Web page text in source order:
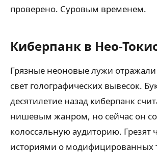
проверено. Суровым временем.
Киберпанк в Нео-
Грязные неоновые лужи
свет голографических вывесок.
десятилетие назад киберпанк
нишевым жанром, но сейчас он
колоссальную аудиторию. Грезят
историями о модифицированных